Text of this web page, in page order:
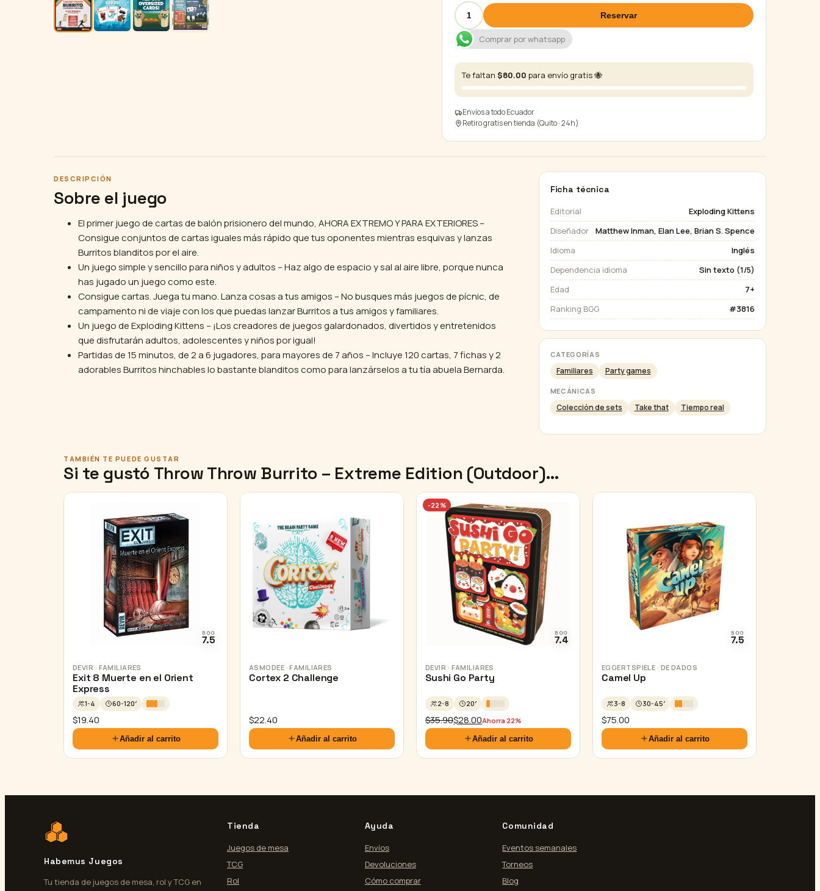
Throw
Throw
Burrito
–
Extreme
Edition
(Outdoor)
cantidad
Reservar
Comprar por whatsapp
Te faltan $80.00 para envío gratis 🐝
Envíos a todo Ecuador
Retiro gratis en tienda (Quito · 24h)
DESCRIPCIÓN
Sobre el juego
El primer juego de cartas de balón prisionero del mundo, AHORA EXTREMO Y PARA EXTERIORES –
Consigue conjuntos de cartas iguales más rápido que tus oponentes mientras esquivas y lanzas
Burritos blanditos por el aire.
Un juego simple y sencillo para niños y adultos – Haz algo de espacio y sal al aire libre, porque nunca
has jugado un juego como este.
Consigue cartas. Juega tu mano. Lanza cosas a tus amigos – No busques más juegos de pícnic, de
campamento ni de viaje con los que puedas lanzar Burritos a tus amigos y familiares.
Un juego de Exploding Kittens – ¡Los creadores de juegos galardonados, divertidos y entretenidos
que disfrutarán adultos, adolescentes y niños por igual!
Partidas de 15 minutos, de 2 a 6 jugadores, para mayores de 7 años – Incluye 120 cartas, 7 fichas y 2
adorables Burritos hinchables lo bastante blanditos como para lanzárselos a tu tía abuela Bernarda.
Ficha técnica
Editorial
Exploding Kittens
Diseñador
Matthew Inman, Elan Lee, Brian S. Spence
Idioma
Inglés
Dependencia idioma
Sin texto (1/5)
Edad
7+
Ranking BGG
#3816
CATEGORÍAS
Familiares Party games
MECÁNICAS
Colección de sets Take that Tiempo real
TAMBIÉN TE PUEDE GUSTAR
Si te gustó Throw Throw Burrito – Extreme Edition (Outdoor)…
BGG
7.5
DEVIR · FAMILIARES
Exit 8 Muerte en el Orient
Express
1-4 60-120′
$19.40
Añadir al carrito
ASMODEE · FAMILIARES
Cortex 2 Challenge
$22.40
Añadir al carrito
-22%
BGG
7.4
DEVIR · FAMILIARES
Sushi Go Party
2-8 20′
$35.90
El
precio
original
era:
$28.00
El
precio
actual
es:
Ahorra 22%
Añadir al carrito
BGG
7.5
EGGERTSPIELE · DE DADOS
Camel Up
3-8 30-45′
$75.00
Añadir al carrito
Habemus Juegos
Tu tienda de juegos de mesa, rol y TCG en
Tienda
Juegos de mesa
TCG
Rol
Ayuda
Envíos
Devoluciones
Cómo comprar
Comunidad
Eventos semanales
Torneos
Blog